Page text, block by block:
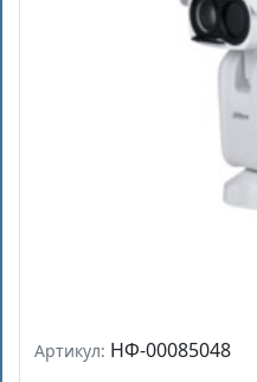
Артикул: НФ-00085048